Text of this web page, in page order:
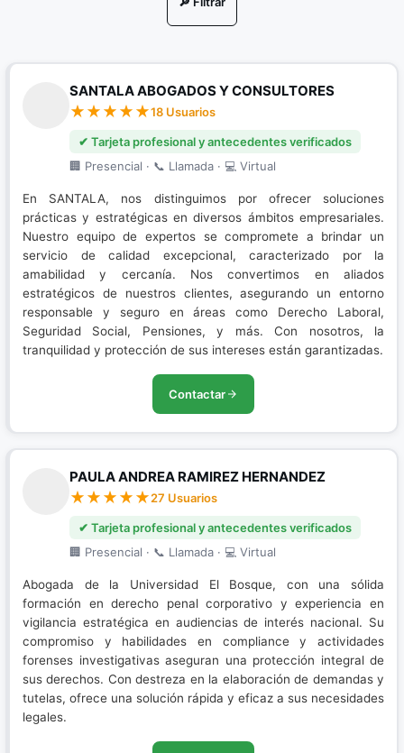
Porte Ilegal de Armas
Restitución de Tierras
Sistema Penal Acusatorio
SANTALA ABOGADOS Y CONSULTORES
18 Usuarios
✔ Tarjeta profesional y antecedentes verificados
🏢 Presencial · 📞 Llamada · 💻 Virtual
En SANTALA, nos distinguimos por ofrecer soluciones
prácticas y estratégicas en diversos ámbitos empresariales.
Nuestro equipo de expertos se compromete a brindar un
servicio de calidad excepcional, caracterizado por la
amabilidad y cercanía. Nos convertimos en aliados
estratégicos de nuestros clientes, asegurando un entorno
responsable y seguro en áreas como Derecho Laboral,
Seguridad Social, Pensiones, y más. Con nosotros, la
tranquilidad y protección de sus intereses están garantizadas.
Contactar
PAULA ANDREA RAMIREZ HERNANDEZ
27 Usuarios
✔ Tarjeta profesional y antecedentes verificados
🏢 Presencial · 📞 Llamada · 💻 Virtual
Abogada de la Universidad El Bosque, con una sólida
formación en derecho penal corporativo y experiencia en
vigilancia estratégica en audiencias de interés nacional. Su
compromiso y habilidades en compliance y actividades
forenses investigativas aseguran una protección integral de
sus derechos. Con destreza en la elaboración de demandas y
tutelas, ofrece una solución rápida y eficaz a sus necesidades
legales.